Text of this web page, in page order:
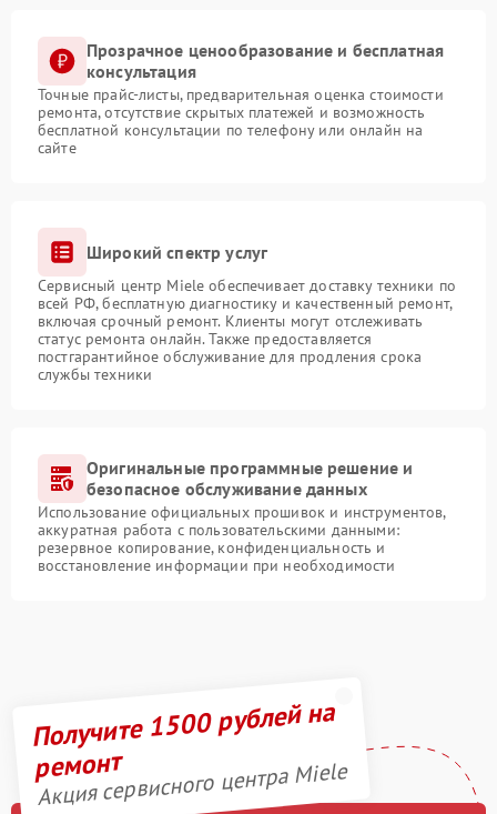
Прозрачное ценообразование и бесплатная
консультация
Точные прайс-листы, предварительная оценка стоимости
ремонта, отсутствие скрытых платежей и возможность
бесплатной консультации по телефону или онлайн на
сайте
Широкий спектр услуг
Сервисный центр Miele обеспечивает доставку техники по
всей РФ, бесплатную диагностику и качественный ремонт,
включая срочный ремонт. Клиенты могут отслеживать
статус ремонта онлайн. Также предоставляется
постгарантийное обслуживание для продления срока
службы техники
Оригинальные программные решение и
безопасное обслуживание данных
Использование официальных прошивок и инструментов,
аккуратная работа с пользовательскими данными:
резервное копирование, конфиденциальность и
восстановление информации при необходимости
Получите 1500 рублей на
ремонт
Акция сервисного центра Miele